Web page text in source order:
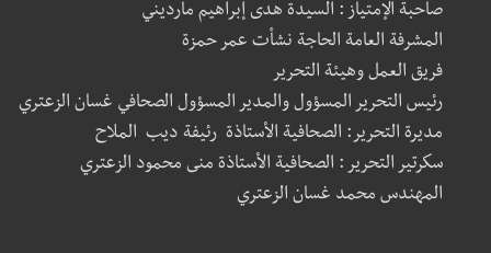
صاحبة الإمتياز : السيدة هدى إبراهيم مارديني
المشرفة العامة الحاجة نشأت عمر حمزة
فريق العمل وهيئة التحرير
رئيس التحرير المسؤول والمدير المسؤول الصحافي غسان الزعتري
مديرة التحرير: الصحافية الأستاذة رئيفة ديب الملاح
سكرتير التحرير : الصحافية الأستاذة منى محمود الزعتري
المهندس محمد غسان الزعتري